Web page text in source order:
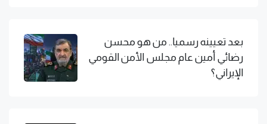
بعد تعيينه رسميا.. من هو محسن
رضائي أمين عام مجلس الأمن القومي
الإيراني؟